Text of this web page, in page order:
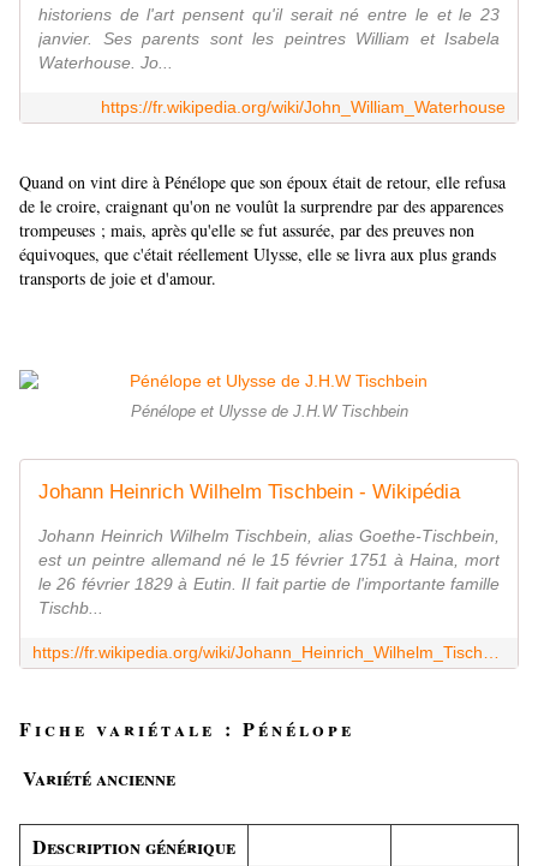
historiens de l'art pensent qu'il serait né entre le et le 23
janvier. Ses parents sont les peintres William et Isabela
Waterhouse. Jo...
https://fr.wikipedia.org/wiki/John_William_Waterhouse
Quand on vint dire à Pénélope que son époux était de retour, elle refusa
de le croire, craignant qu'on ne voulût la surprendre par des apparences
trompeuses ; mais, après qu'elle se fut assurée, par des preuves non
équivoques, que c'était réellement Ulysse, elle se livra aux plus grands
transports de joie et d'amour.
Pénélope et Ulysse de J.H.W Tischbein
Johann Heinrich Wilhelm Tischbein - Wikipédia
Johann Heinrich Wilhelm Tischbein, alias Goethe-Tischbein,
est un peintre allemand né le 15 février 1751 à Haina, mort
le 26 février 1829 à Eutin. Il fait partie de l'importante famille
Tischb...
Fiche variétale : Pénélope
Variété ancienne
Description générique